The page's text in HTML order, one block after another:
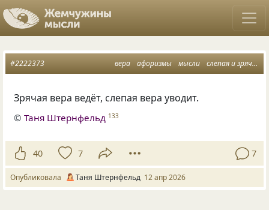
вера афоризмы мысли слепая и зрячая
#2222373
Зрячая вера ведёт, слепая вера уводит.
©Таня Штернфельд 133
40 7 7
Опубликовала Таня Штернфельд 12 апр 2026